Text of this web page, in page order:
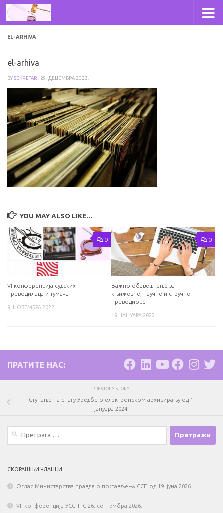
Skip to content
EL-ARHIVA
el-arhiva
BYSEKRETAR · 29. ДЕЦЕМБРА 2023.
YOU MAY ALSO LIKE...
0
VI конференција судских
преводилаца и тумача
9. НОВЕМБРА 2022.
0
Важно обавештење за
књижевне, научне и стручне
преводиоце
19. ЈАНУАРА 2022.
ПРАТИТЕ НАС:
PREVIOUS STORY
Ступање на снагу Уредбе о електронском архивирању од 1.
јануара 2024.
СКОРАШЊИ ЧЛАНЦИ
Оглас Министарства правде о постављењу ССП од 19. јуна 2026.
VII конференција УССПТС 26. септембра 2026.